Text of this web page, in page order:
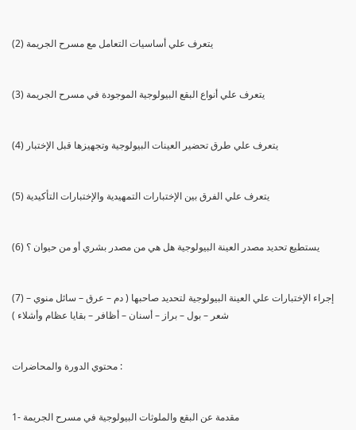
(2) يتعرف علي أساسيات التعامل مع مسرح الجريمة
(3) يتعرف علي أنواع البقع البيولوجية الموجودة في مسرح الجريمة
(4) يتعرف علي طرق تحضير العينات البيولوجية وتجهيزها قبل الإختبار
(5) يتعرف علي الفرق بين الإختبارات التمهيدية والإختبارات التأكيدية
(6) يستطيع تحديد مصدر العينة البيولوجية هل هي من مصدر بشري أو من حيوان ؟
(7) إجراء الإختبارات علي العينة البيولوجية لتحديد صاحبها ( دم – عرق – سائل منوي –
شعر – بول – براز – أسنان – أظافر – بقايا عظام وأشلاء )
محتوي الدورة والمحاضرات :
1- مقدمة عن البقع والملوثات البيولوجية في مسرح الجريمة